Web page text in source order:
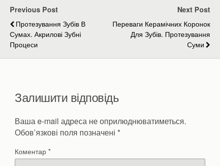
Previous Post
Протезування Зубів В
Сумах. Акрилові Зубні
Процеси
Next Post
Переваги Керамічних Коронок
Для Зубів. Протезування
Суми
Залишити відповідь
Ваша e-mail адреса не оприлюднюватиметься.
Обов’язкові поля позначені *
Коментар*